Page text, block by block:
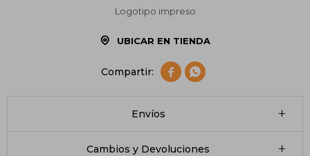
Logotipo impreso
UBICAR EN TIENDA
 
Envíos
Cambios y Devoluciones